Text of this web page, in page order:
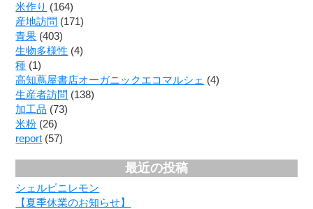
米作り (164)
産地訪問 (171)
青果 (403)
生物多様性 (4)
種 (1)
高知蔦屋書店オーガニックエコマルシェ (4)
生産者訪問 (138)
加工品 (73)
米粉 (26)
report (57)
最近の投稿
シェルピニレモン
【夏季休業のお知らせ】